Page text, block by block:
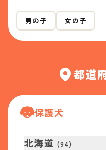
男の子 女の子
都道
保護犬
北海道 (94)